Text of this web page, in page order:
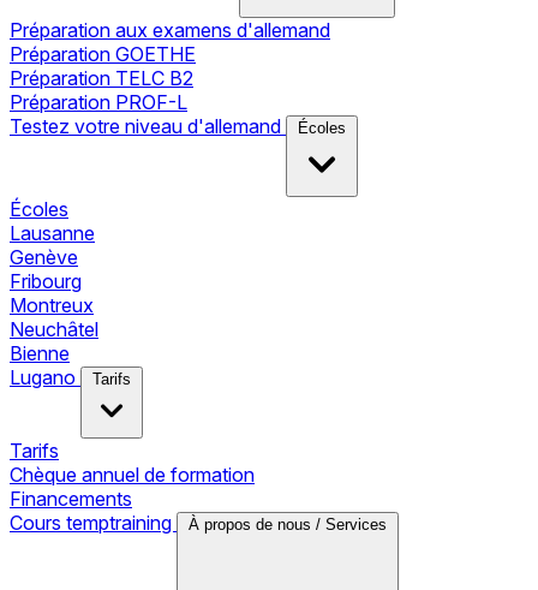
Préparation aux examens d'allemand
Préparation GOETHE
Préparation TELC B2
Préparation PROF-L
Testez votre niveau d'allemand
Écoles
Écoles
Lausanne
Genève
Fribourg
Montreux
Neuchâtel
Bienne
Lugano
Tarifs
Tarifs
Chèque annuel de formation
Financements
Cours temptraining
À propos de nous / Services